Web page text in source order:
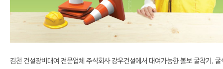
김천 건설장비대여 전문업체 주식회사 강우건설에서 대여가능한볼보 굴착기, 굴